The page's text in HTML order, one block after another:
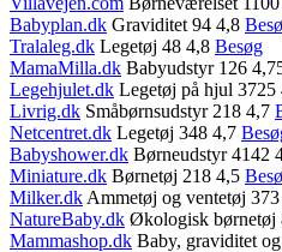
Babyplan.dk Graviditet 94 4,8
Tralaleg.dk Legetøj 48 4,8 Besøg
MamaMilla.dk Babyudstyr 126
Legehjulet.dk Legetøj på hjul 3725
Livrig.dk Småbørnsudstyr 218 4,7
Netcentret.dk Legetøj 348 4,7
Babyshower.dk Børneudstyr 4142
Miniature.dk Børnetøj 218 4,5
Milker.dk Ammetøj og ventetøj
NatureBaby.dk Økologisk børnetøj
Mammashop.dk Baby, graviditet